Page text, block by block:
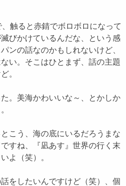
触ると赤錆でボロボロになって
びかけているんだな、という感
ンの話なのかもしれないけど、
い。そこはひとまず、話の主題
。
。美海かわいいな～、とかしか
こう、海の底にいるだろうまな
すね、『凪あす』世界の行く末
よ（笑）。
をしたいんですけど（笑）、個